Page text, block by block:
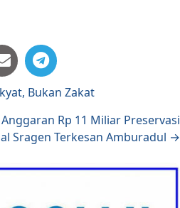
Bukan Zakat
Rp 11 Miliar Preservasi
Sragen Terkesan Amburadul →